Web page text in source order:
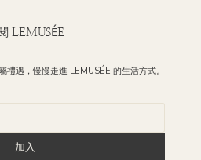
LEMUSÉE
遇，慢慢走進 LEMUSÉE 的生活方式。
加入